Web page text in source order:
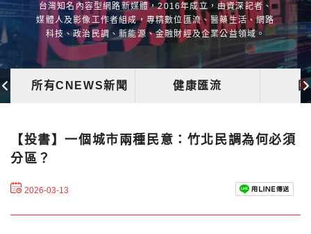
台灣知名內容型網路新媒體，2016年成立，由資深記者、
媒體人及影像工作者組成，專精數位匯流、醫藥生活、網路
科技、政治民調、新能源、金融財經及企業公益領域。
所有CNEWS新聞 健康匯流
【投書】一個城市兩種民意：竹北民調為何必須
分區？
2026-03-13